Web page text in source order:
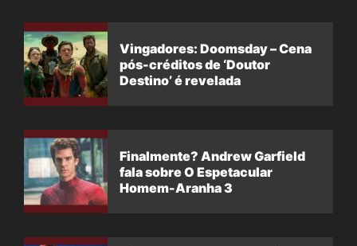
Vingadores: Doomsday – Cena
pós-créditos de ‘Doutor
Destino’ é revelada
Finalmente? Andrew Garfield
fala sobre O Espetacular
Homem-Aranha 3